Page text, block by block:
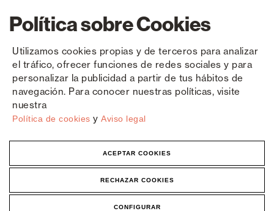
Política sobre Cookies
Utilizamos cookies propias y de terceros para analizar
el tráfico, ofrecer funciones de redes sociales y para
personalizar la publicidad a partir de tus hábitos de
navegación. Para conocer nuestras políticas, visite
nuestra
Política de cookies y Aviso legal
ACEPTAR COOKIES
RECHAZAR COOKIES
CONFIGURAR
Copyright © Saxun 2023 - 2026 Politique de confidentialité Avis juridique Cookies